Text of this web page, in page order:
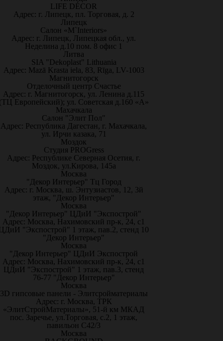
LIFE DÉCOR
Адрес: г. Липецк, пл. Торговая, д. 2
Липецк
Салон «M`Interiors»
Адрес: г. Липецк, Липецкая обл., ул.
Неделина д.10 пом. 8 офис 1
Литва
SIA "Dekoplast" Lithuania
Адрес: Mazā Krasta iela, 83, Rīga, LV-1003
Магнитогорск
Отделочный центр Счастье
Адрес: г. Магнитогорск, ул. Ленина д.115
Европейский); ул. Советская д.160 «А»
Махачкала
Салон "Элит Пол"
Адрес: Республика Дагестан, г. Махачкала,
ул. Ирчи казака, 71
Моздок
Студия PROGress
Адрес: Республике Северная Осетия, г.
Моздок, ул.Кирова, 145а
Москва
"Декор Интерьер" Тц Город
Адрес: г. Москва, ш. Энтузиастов, 12, 3й
этаж, "Декор Интерьер"
Москва
"Декор Интерьер" ЦДиИ "Экспострой"
Адрес: Москва, Нахимовский пр-к, 24, с1
"Экспострой" 1 этаж, пав.2, стенд 10
"Декор Интерьер"
Москва
"Декор Интерьер" ЦДиИ Экспострой
Адрес: Москва, Нахимовский пр-к, 24, с1
ЦДиИ "Экспострой" 1 этаж, пав.3, стенд
76-77 "Декор Интерьер"
Москва
3D гипсовые панели - Элитсройматериалы
Адрес: г. Москва, ТРК
«ЭлитСтройМатериалы», 51-й км МКАД
пос. Заречье, ул.Торговая, с.2, 1 этаж,
павильон С42/3
Москва